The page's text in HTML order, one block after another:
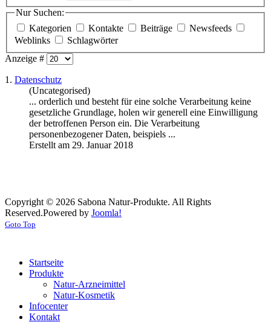
Nur Suchen:
Kategorien
Kontakte Beiträge
Newsfeeds
Weblinks
Schlagwörter
Anzeige #
1. Datenschutz
(Uncategorised)
... orderlich und besteht für eine solche Verarbeitung keine
gesetzliche Grundlage, holen wir generell eine Einwilligung
derbetroffenen Person ein. Die Verarbeitung
personenbezogener Daten, beispiels ...
Erstellt am 29. Januar 2018
Copyright © 2026 Sabona Natur-Produkte. All Rights
Reserved.Powered by Joomla!
Goto Top
Startseite
Produkte
Natur-Arzneimittel
Natur-Kosmetik
Infocenter
Kontakt